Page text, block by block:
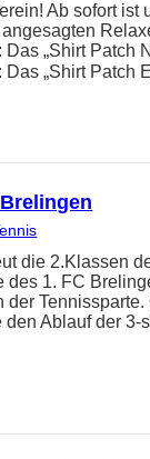
Ab sofort
Das „Shirt Patch
Das „Shirt Patch
die 2.Klassen
des 1. FC
der
Ablauf der